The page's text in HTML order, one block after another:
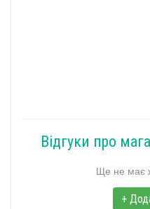
Відгуки про
Ще не має
+